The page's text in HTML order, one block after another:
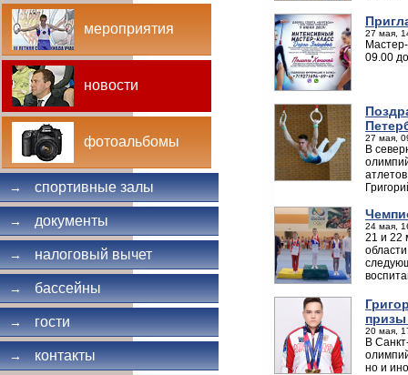
мероприятия
новости
фотоальбомы
→ спортивные залы
→ документы
→ налоговый вычет
→ бассейны
→ гости
→ контакты
27 мая,
09.00
27 мая,
В
24 мая,
21 и 22
призы
20 мая,
В
но и